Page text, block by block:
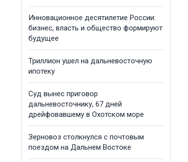
Инновационное десятилетие России:
бизнес, власть и общество формируют
будущее
Триллион ушел на дальневосточную
ипотеку
Суд вынес приговор
дальневосточнику, 67 дней
дрейфовавшему в Охотском море
Зерновоз столкнулся с почтовым
поездом на Дальнем Востоке